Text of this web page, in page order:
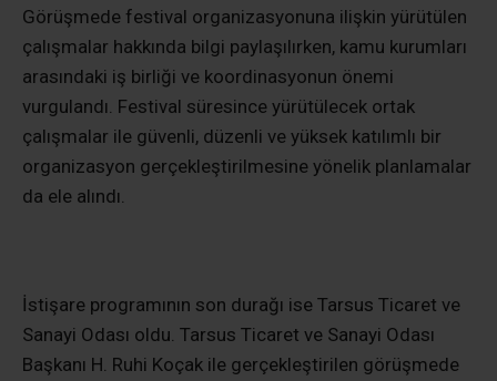
Görüşmede festival organizasyonuna ilişkin yürütülen
çalışmalar hakkında bilgi paylaşılırken, kamu kurumları
arasındaki iş birliği ve koordinasyonun önemi
vurgulandı. Festival süresince yürütülecek ortak
çalışmalar ile güvenli, düzenli ve yüksek katılımlı bir
organizasyon gerçekleştirilmesine yönelik planlamalar
da ele alındı.
İstişare programının son durağı ise Tarsus Ticaret ve
Sanayi Odası oldu. Tarsus Ticaret ve Sanayi Odası
Başkanı H. Ruhi Koçak ile gerçekleştirilen görüşmede